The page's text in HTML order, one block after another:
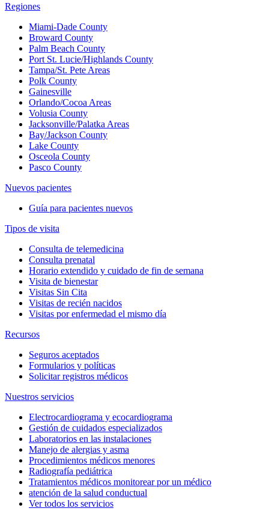
Regiones
Miami-Dade County
Broward County
Palm Beach County
Port St. Lucie/Highlands County
Tampa/St. Pete Areas
Polk County
Gainesville
Orlando/Cocoa Areas
Volusia County
Jacksonville/Palatka Areas
Bay/Jackson County
Lake County
Osceola County
Pasco County
Nuevos pacientes
Guía para pacientes nuevos
Tipos de visita
Consulta de telemedicina
Consulta prenatal
Horario extendido y cuidado de fin de semana
Visita de bienestar
Visitas Sin Cita
Visitas de recién nacidos
Visitas por enfermedad el mismo día
Recursos
Seguros aceptados
Formularios y políticas
Solicitar registros médicos
Nuestros servicios
Electrocardiograma y ecocardiograma
Gestión de cuidados especializados
Laboratorios en las instalaciones
Manejo de alergias y asma
Procedimientos médicos menores
Radiografía pediátrica
Tratamientos médicos monitorear por un médico
atención de la salud conductual
Ver todos los servicios